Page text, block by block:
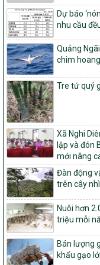
Quy định nguyên tắc,
ương và tỉ lệ vốn đối
Chương trình mục tiêu
nghèo bền vững và
tộc thiểu số và miền
1451/QĐ-UBND
Phê duyệt danh
trong xây dựng nông
tỉnh Nghệ An
103/PTNT-NTM
Về việc đăng ký thực
Dự án 2 – Chương
giai đoạn 2021-2025
827/QĐ-BNNMT
Quyết định Ban hành
mục tiêu quốc gia
vững và phát triển
số và miền núi giai
đến năm 2030
14/2026/TT-BNNMT
Hướng dẫn thực hiện
Dự báo
nhu cầu
Quảng
chim
Tre tứ quý
Xã Nghi
lập và đón
mới nâng
Đàn động
trên cây
Nuôi hơn
triệu mỗi
Bán lượng
khẩu gạo